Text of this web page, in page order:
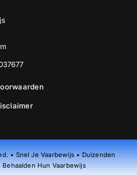
• Snel Je Vaarbewijs • Duizenden
Hun Vaarbewijs